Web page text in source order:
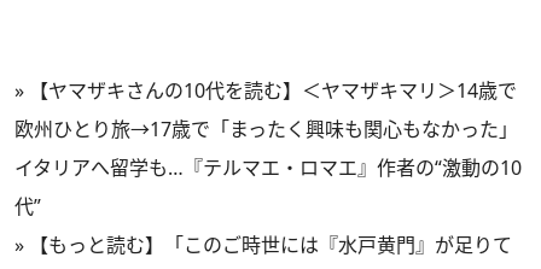
»
【ヤマザキさんの10代を読む】＜ヤマザキマリ＞14歳で
欧州ひとり旅→17歳で「まったく興味も関心もなかった」
イタリアへ留学も…『テルマエ・ロマエ』作者の“激動の10
代”
»
【もっと読む】「このご時世には『水戸黄門』が足りて